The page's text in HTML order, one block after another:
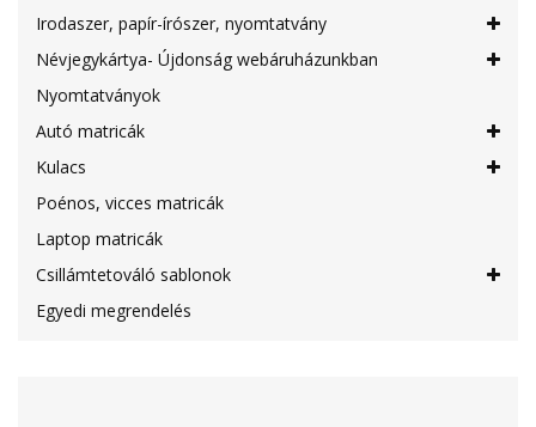
Irodaszer, papír-írószer, nyomtatvány
Névjegykártya- Újdonság webáruházunkban
Nyomtatványok
Autó matricák
Kulacs
Poénos, vicces matricák
Laptop matricák
Csillámtetováló sablonok
Egyedi megrendelés